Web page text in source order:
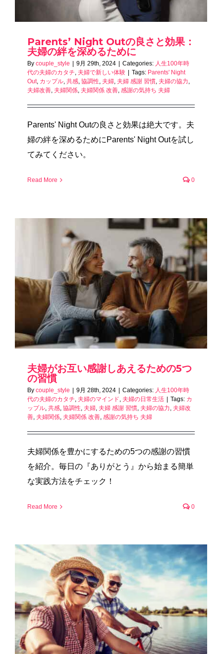
Parents’ Night Outの良さと効果：
夫婦の絆を深めるために
By couple_style 9月 29th, 2024 Categories: 人生100年時
代の夫婦のカタチ, 夫婦で新しい体験 Tags: Parents' Night
Out, カップル, 共感, 協調性, 夫婦, 夫婦 感謝 習慣, 夫婦の協力,
夫婦改善, 夫婦関係, 夫婦関係 改善, 感謝の気持ち 夫婦
Parents' Night Outの良さと効果は絶大です。夫
婦の絆を深めるためにParents' Night Outを試し
てみてください。
Read More 0
夫婦がお互い感謝しあえるための5つ
の習慣
By couple_style 9月 28th, 2024 Categories: 人生100年時
代の夫婦のカタチ, 夫婦のマインド, 夫婦の日常生活 Tags: カ
ップル, 共感, 協調性, 夫婦, 夫婦 感謝 習慣, 夫婦の協力, 夫婦改
善, 夫婦関係, 夫婦関係 改善, 感謝の気持ち 夫婦
夫婦関係を豊かにするための5つの感謝の習慣
を紹介。毎日の『ありがとう』から始まる簡単
な実践方法をチェック！
Read More 0